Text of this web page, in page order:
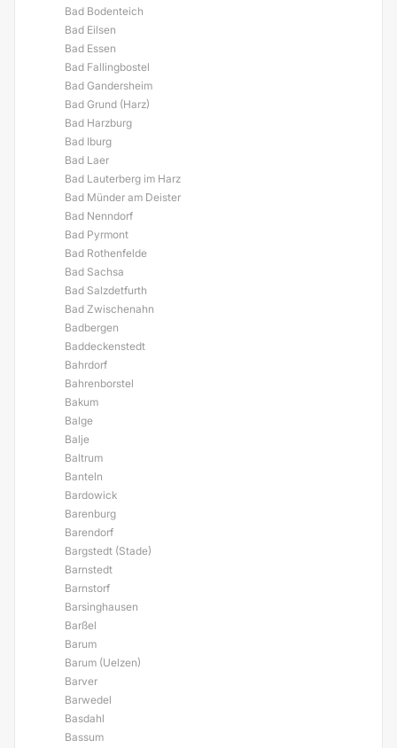
Bad Bodenteich
Bad Eilsen
Bad Essen
Bad Fallingbostel
Bad Gandersheim
Bad Grund (Harz)
Bad Harzburg
Bad Iburg
Bad Laer
Bad Lauterberg im Harz
Bad Münder am Deister
Bad Nenndorf
Bad Pyrmont
Bad Rothenfelde
Bad Sachsa
Bad Salzdetfurth
Bad Zwischenahn
Badbergen
Baddeckenstedt
Bahrdorf
Bahrenborstel
Bakum
Balge
Balje
Baltrum
Banteln
Bardowick
Barenburg
Barendorf
Bargstedt (Stade)
Barnstedt
Barnstorf
Barsinghausen
Barßel
Barum
Barum (Uelzen)
Barver
Barwedel
Basdahl
Bassum